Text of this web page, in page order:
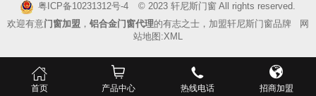
粤ICP备10231312号-4 © 2023 轩尼斯门窗All rights reserved.
欢迎有意门窗加盟 ， 铝合金门窗代理的有志之士，加盟轩尼斯门窗品牌 网
站地图:XML
首页 产品中心 热线电话 招商加盟